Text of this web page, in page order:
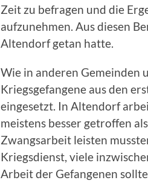
Zeit zu befragen und die
aufzunehmen. Aus diesen
Altendorf getan hatte.
Wie in anderen Gemeinden
Kriegsgefangene aus den
eingesetzt. In Altendorf
meistens besser getroffen
Zwangsarbeit leisten
Kriegsdienst, viele
Arbeit der Gefangenen